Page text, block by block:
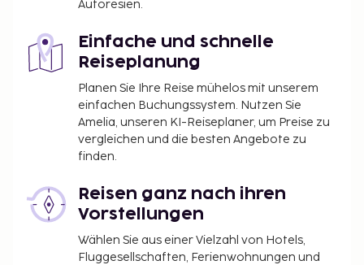
Autoresien.
Einfache und schnelle
Reiseplanung
Planen Sie Ihre Reise mühelos mit unserem
einfachen Buchungssystem. Nutzen Sie
Amelia, unseren KI-Reiseplaner, um Preise zu
vergleichen und die besten Angebote zu
finden.
Reisen ganz nach ihren
Vorstellungen
Wählen Sie aus einer Vielzahl von Hotels,
Fluggesellschaften, Ferienwohnungen und